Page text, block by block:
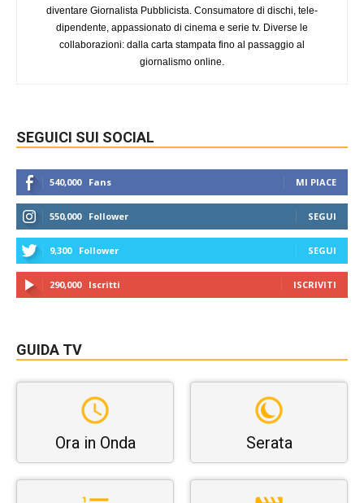
diventare Giornalista Pubblicista. Consumatore di dischi, tele-
dipendente, appassionato di cinema e serie tv. Diverse le
collaborazioni: dalla carta stampata fino al passaggio al
giornalismo online.
SEGUICI SUI SOCIAL
540,000 Fans MI PIACE
550,000 Follower SEGUI
9,300 Follower SEGUI
290,000 Iscritti ISCRIVITI
GUIDA TV
Ora in Onda Serata